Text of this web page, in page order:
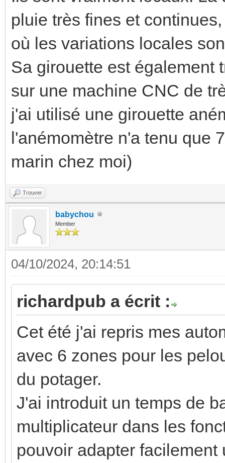
pluie très fines et
où les variations locales
Sa girouette est également
sur une machine CNC de
j'ai utilisé une girouette
l'anémomètre n'a tenu que
marin chez moi)
Trouver
babychou
Member
04/10/2024, 20:14:51
richardpub a écrit :
Cet été j'ai repris mes
avec 6 zones pour les
du potager.
J'ai introduit un temps de
multiplicateur dans les
pouvoir adapter